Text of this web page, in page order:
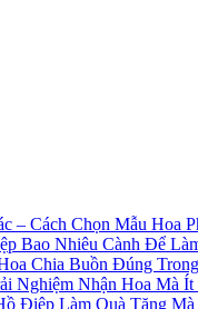
– Cách Chọn Mẫu Hoa
Bao Nhiêu Cành Để
Chia Buồn Đúng
Nghiệm Nhận Hoa Mà
Điệp Làm Quà Tặng